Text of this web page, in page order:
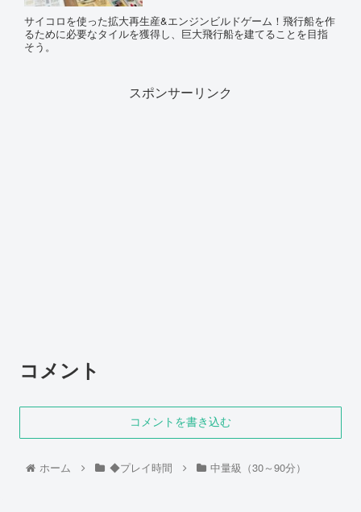
サイコロを使った拡大再生産&エンジンビルドゲーム！飛行船を作
るために必要なタイルを獲得し、巨大飛行船を建てることを目指
そう。
スポンサーリンク
コメント
コメントを書き込む
ホーム ◆プレイ時間 中量級（30～90分）